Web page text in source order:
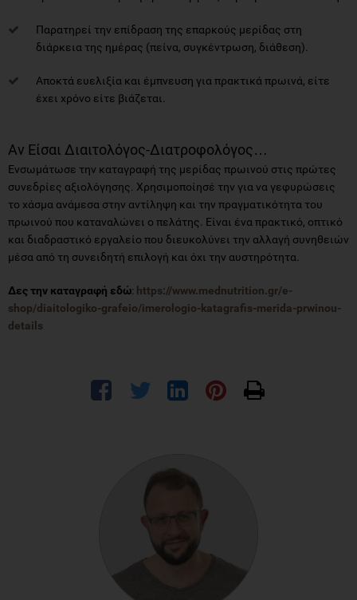
Παρατηρεί την επίδραση της επαρκούς μερίδας στη
διάρκεια της ημέρας (πείνα, συγκέντρωση, διάθεση).
Αποκτά ευελιξία και έμπνευση για πρακτικά πρωινά, είτε
έχει χρόνο είτε βιάζεται.
Αν Είσαι Διαιτολόγος-Διατροφολόγος…
Ενσωμάτωσε την καταγραφή της μερίδας πρωινού στις πρώτες
συνεδρίες αξιολόγησης. Χρησιμοποίησέ την για να γεφυρώσεις
το χάσμα ανάμεσα στην αντίληψη και την πραγματικότητα του
πρωινού που καταναλώνει ο πελάτης. Είναι ένα πρακτικό, οπτικό
και διαδραστικό εργαλείο που διευκολύνει την αλλαγή συνηθειών
μέσα από τη συνειδητή επιλογή και όχι την αυστηρότητα.
Δες την καταγραφή εδώ: https://www.mednutrition.gr/e-
shop/diaitologiko-grafeio/imerologio-katagrafis-merida-prwinou-
details